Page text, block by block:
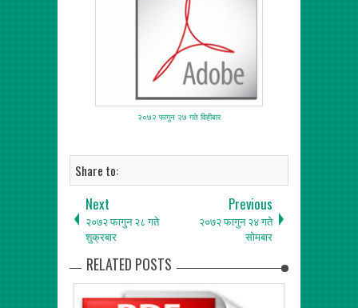
२०७२ फागुन २७ गते विहीबार
Share to:
Next
२०७२ फागुन २८ गते
शुक्रबार
Previous
२०७२ फागुन २४ गते
सोमबार
RELATED POSTS